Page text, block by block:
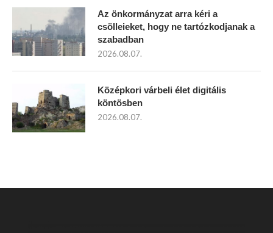
Az önkormányzat arra kéri a
csölleieket, hogy ne tartózkodjanak a
szabadban
2026.08.07.
Középkori várbeli élet digitális
köntösben
2026.08.07.